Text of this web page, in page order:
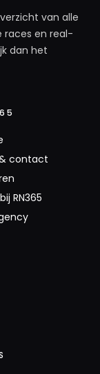
van alle
races en real-
dan het
contact
RN365